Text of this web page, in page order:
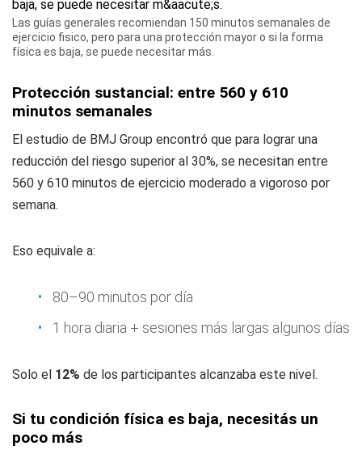
Las guías generales recomiendan 150 minutos semanales de
ejercicio fisico, pero para una protección mayor o si la forma
física es baja, se puede necesitar más.
Protección sustancial: entre 560 y 610
minutos semanales
El estudio de BMJ Group encontró que para lograr una
reducción del riesgo superior al 30%, se necesitan entre
560 y 610 minutos de ejercicio moderado a vigoroso por
semana.
Eso equivale a:
80–90 minutos por día
1 hora diaria + sesiones más largas algunos días
Solo el 12% de los participantes alcanzaba este nivel.
Si tu condición física es baja, necesitás un
poco más